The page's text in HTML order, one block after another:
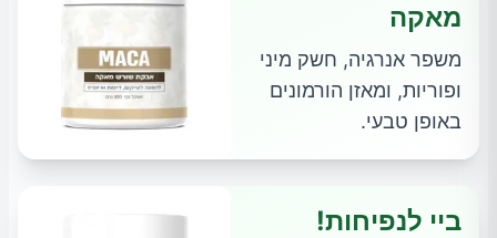
מאקה
משפר אנרגיה, חשק מיני
ופוריות, ומאזן הורמונים
באופן טבעי.
ביי לנפיחות!